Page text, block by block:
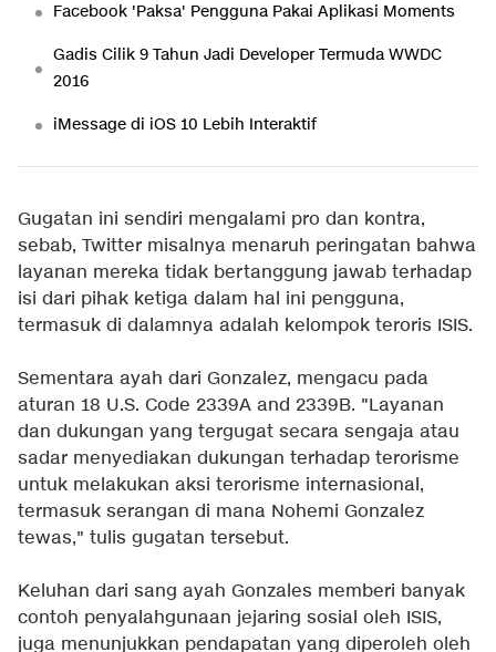
Facebook 'Paksa' Pengguna Pakai Aplikasi Moments
Gadis Cilik 9 Tahun Jadi Developer Termuda WWDC
2016
iMessage di iOS 10 Lebih Interaktif
Gugatan ini sendiri mengalami pro dan kontra,
sebab, Twitter misalnya menaruh peringatan bahwa
layanan mereka tidak bertanggung jawab terhadap
isi dari pihak ketiga dalam hal ini pengguna,
termasuk di dalamnya adalah kelompok teroris ISIS.
Sementara ayah dari Gonzalez, mengacu pada
aturan 18 U.S. Code 2339A and 2339B. "Layanan
dan dukungan yang tergugat secara sengaja atau
sadar menyediakan dukungan terhadap terorisme
untuk melakukan aksi terorisme internasional,
termasuk serangan di mana Nohemi Gonzalez
tewas," tulis gugatan tersebut.
Keluhan dari sang ayah Gonzales memberi banyak
contoh penyalahgunaan jejaring sosial oleh ISIS,
juga menunjukkan pendapatan yang diperoleh oleh